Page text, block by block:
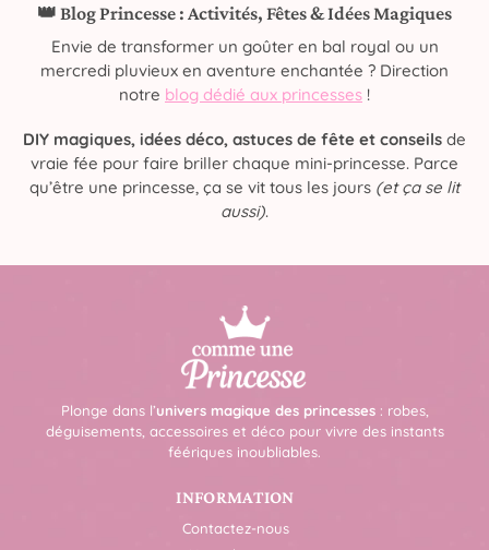
👑 Blog Princesse : Activités, Fêtes & Idées Magiques
Envie de transformer un goûter en bal royal ou un
mercredi pluvieux en aventure enchantée ? Direction
notre blog dédié aux princesses !
DIY magiques, idées déco, astuces de fête et conseils de
vraie fée pour faire briller chaque mini-princesse. Parce
qu’être une princesse, ça se vit tous les jours (et ça se lit
aussi).
Plonge dans l’univers magique des princesses: robes,
déguisements, accessoires et déco pour vivre des instants
féériques inoubliables.
INFORMATION
Contactez-nous